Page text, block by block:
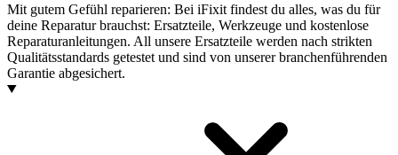
Mit gutem Gefühl reparieren: Bei iFixit findest du alles, was du für
deine Reparatur brauchst: Ersatzteile, Werkzeuge und kostenlose
Reparaturanleitungen. All unsere Ersatzteile werden nach strikten
Qualitätsstandards getestet und sind von unserer branchenführenden
Garantie abgesichert.
Produkte